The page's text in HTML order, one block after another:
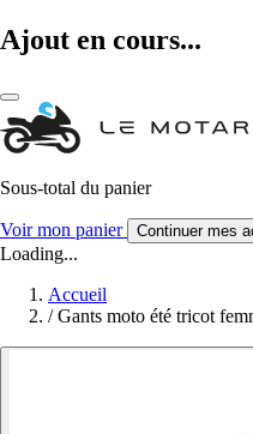
Ajout en cours...
Sous-total du panier
Voir mon panier Continuer mes
Loading...
Accueil
/ Gants moto été tricot